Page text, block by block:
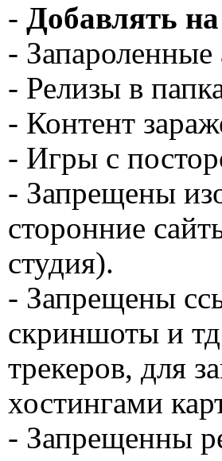
- Добавлять
-
- Релизы в
- Контент
- Игры с
- Запрещены
сторонние
студия).
- Запрещены
скриншоты и
трекеров, для
хостингами
- Запрещенны